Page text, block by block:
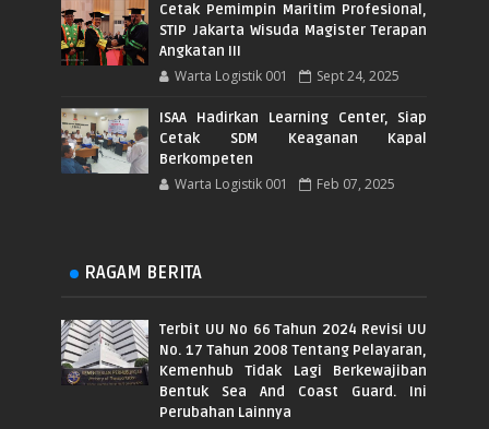
Cetak Pemimpin Maritim Profesional,
STIP Jakarta Wisuda Magister Terapan
Angkatan III
Warta Logistik 001 Sept 24, 2025
ISAA Hadirkan Learning Center, Siap
Cetak SDM Keaganan Kapal
Berkompeten
Warta Logistik 001 Feb 07, 2025
RAGAM BERITA
Terbit UU No 66 Tahun 2024 Revisi UU
No. 17 Tahun 2008 Tentang Pelayaran,
Kemenhub Tidak Lagi Berkewajiban
Bentuk Sea And Coast Guard. Ini
Perubahan Lainnya